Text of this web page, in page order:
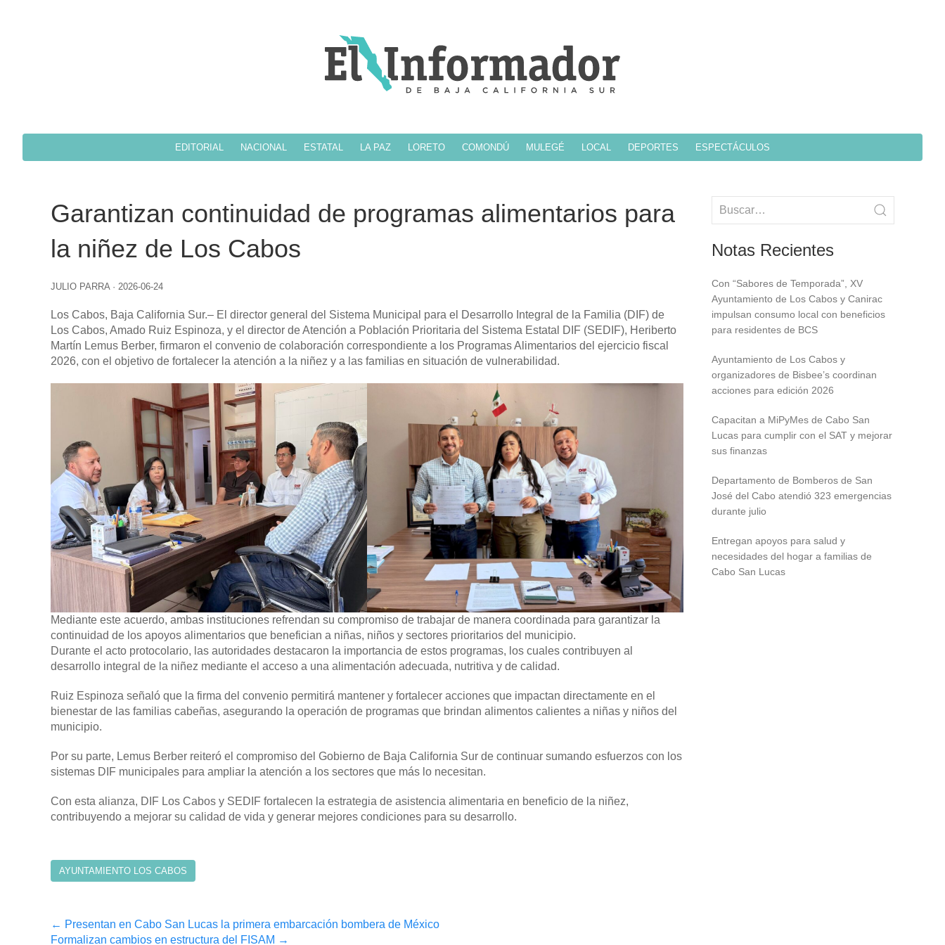
EDITORIAL NACIONAL ESTATAL LA PAZ LORETO COMONDÚ MULEGÉ LOCAL DEPORTES ESPECTÁCULOS
Garantizan continuidad de programas alimentarios para
la niñez de Los Cabos
JULIO PARRA · 2026-06-24
Los Cabos, Baja California Sur.– El director general del Sistema Municipal para el Desarrollo Integral de la Familia (DIF) de
Los Cabos, Amado Ruiz Espinoza, y el director de Atención a Población Prioritaria del Sistema Estatal DIF (SEDIF), Heriberto
Martín Lemus Berber, firmaron el convenio de colaboración correspondiente a los Programas Alimentarios del ejercicio fiscal
2026, con el objetivo de fortalecer la atención a la niñez y a las familias en situación de vulnerabilidad.
Mediante este acuerdo, ambas instituciones refrendan su compromiso de trabajar de manera coordinada para garantizar la
continuidad de los apoyos alimentarios que benefician a niñas, niños y sectores prioritarios del municipio.
Durante el acto protocolario, las autoridades destacaron la importancia de estos programas, los cuales contribuyen al
desarrollo integral de la niñez mediante el acceso a una alimentación adecuada, nutritiva y de calidad.
Ruiz Espinoza señaló que la firma del convenio permitirá mantener y fortalecer acciones que impactan directamente en el
bienestar de las familias cabeñas, asegurando la operación de programas que brindan alimentos calientes a niñas y niños del
municipio.
Por su parte, Lemus Berber reiteró el compromiso del Gobierno de Baja California Sur de continuar sumando esfuerzos con los
sistemas DIF municipales para ampliar la atención a los sectores que más lo necesitan.
Con esta alianza, DIF Los Cabos y SEDIF fortalecen la estrategia de asistencia alimentaria en beneficio de la niñez,
contribuyendo a mejorar su calidad de vida y generar mejores condiciones para su desarrollo.
AYUNTAMIENTO LOS CABOS
Post
← Presentan en Cabo San Lucas la primera embarcación bombera de México
Formalizan cambios en estructura del FISAM →
Notas Recientes
Con “Sabores de Temporada”, XV
Ayuntamiento de Los Cabos y Canirac
impulsan consumo local con beneficios
para residentes de BCS
Ayuntamiento de Los Cabos y
organizadores de Bisbee’s coordinan
acciones para edición 2026
Capacitan a MiPyMes de Cabo San
Lucas para cumplir con el SAT y mejorar
sus finanzas
Departamento de Bomberos de San
José del Cabo atendió 323 emergencias
durante julio
Entregan apoyos para salud y
necesidades del hogar a familias de
Cabo San Lucas